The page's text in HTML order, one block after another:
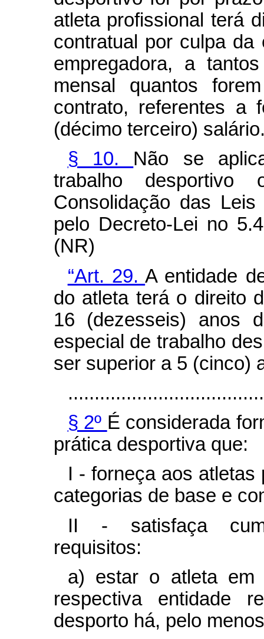
atleta profissional terá
contratual por culpa da
empregadora, a
mensal quantos
contrato, referentes a
(décimo terceiro)
§ 10. Não se
trabalho
Consolidação das
pelo Decreto-Lei no
(NR)
“Art. 29.A entidade
do atleta terá o direito
16 (dezesseis) anos
especial de trabalho
ser superior a 5 (cinco)
§ 2º É considerada
prática desportiva que:
I - forneça aos atletas
categorias de base e
II - satisfaça
requisitos:
a) estar o atleta em
respectiva entidade
desporto há, pelo